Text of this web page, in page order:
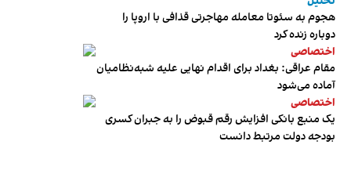
هجوم به سئوتا معامله مهاجرتی قذافی با اروپا را
دوباره زنده کرد
اختصاصی
مقام عراقی: بغداد برای اقدام نهایی علیه شبه‌نظامیان
آماده می‌شود
اختصاصی
یک منبع بانکی افزایش رقم قبوض را به جبران کسری
بودجه دولت مرتبط دانست